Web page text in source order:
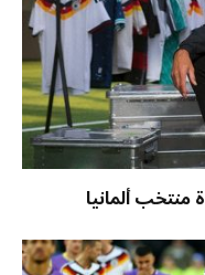
ألمانيا